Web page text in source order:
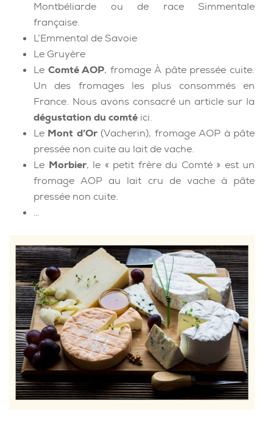
Montbéliarde ou de race Simmentale
française.
L’Emmental de Savoie
Le Gruyère
Le Comté AOP, fromage À pâte pressée cuite.
Un des fromages les plus consommés en
France. Nous avons consacré un article sur la
dégustation du comté ici.
Le Mont d’Or(Vacherin), fromage AOP à pâte
pressée non cuite au lait de vache.
Le Morbier, le « petit frère du Comté » est un
fromage AOP au lait cru de vache à pâte
pressée non cuite.
…